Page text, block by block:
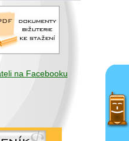
na Facebooku